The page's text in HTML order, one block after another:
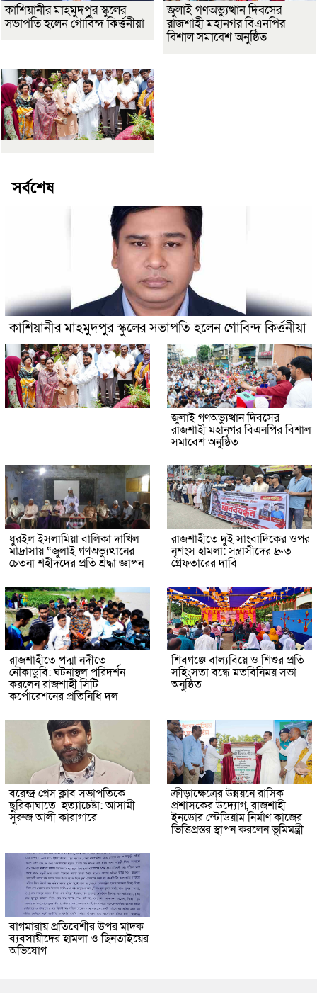
কাশিয়ানীর মাহমুদপুর স্কুলের
সভাপতি হলেন গোবিন্দ কির্ত্তনীয়া
জুলাই গণঅভ্যুত্থান দিবসের
রাজশাহী মহানগর বিএনপির
বিশাল সমাবেশ অনুষ্ঠিত
সর্বশেষ
কাশিয়ানীর মাহমুদপুর স্কুলের সভাপতি হলেন গোবিন্দ কির্ত্তনীয়া
জুলাই গণঅভ্যুত্থান দিবসের
রাজশাহী মহানগর বিএনপির বিশাল
সমাবেশ অনুষ্ঠিত
ধুরইল ইসলামিয়া বালিকা দাখিল
মাদ্রাসায় “জুলাই গণঅভ্যুত্থানের
চেতনা শহীদদের প্রতি শ্রদ্ধা জ্ঞাপন
রাজশাহীতে দুই সাংবাদিকের ওপর
নৃশংস হামলা: সন্ত্রাসীদের দ্রুত
গ্রেফতারের দাবি
রাজশাহীতে পদ্মা নদীতে
নৌকাডুবি: ঘটনাস্থল পরিদর্শন
করলেন রাজশাহী সিটি
কর্পোরেশনের প্রতিনিধি দল
শিবগঞ্জে বাল্যবিয়ে ও শিশুর প্রতি
সহিংসতা বন্ধে মতবিনিময় সভা
অনুষ্ঠিত
বরেন্দ্র প্রেস ক্লাব সভাপতিকে
ছুরিকাঘাতে হত্যাচেষ্টা: আসামী
সুরুজ আলী কারাগারে
ক্রীড়াক্ষেত্রের উন্নয়নে রাসিক
প্রশাসকের উদ্যোগ, রাজশাহী
ইনডোর স্টেডিয়াম নির্মাণ কাজের
ভিত্তিপ্রস্তর স্থাপন করলেন ভূমিমন্ত্রী
বাগমারায় প্রতিবেশীর উপর মাদক
ব্যবসায়ীদের হামলা ও ছিনতাইয়ের
অভিযোগ